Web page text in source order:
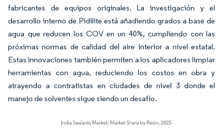
fabricantes de equipos originales. La investigación y el
desarrollo interno de Pidilite está añadiendo grados a base de
agua que reducen los COV en un 40%, cumpliendo con las
próximas normas de calidad del aire interior a nivel estatal.
Estas innovaciones también permiten a los aplicadores limpiar
herramientas con agua, reduciendo los costos en obra y
atrayendo a contratistas en ciudades de nivel 3 donde el
manejo de solventes sigue siendo un desafío.